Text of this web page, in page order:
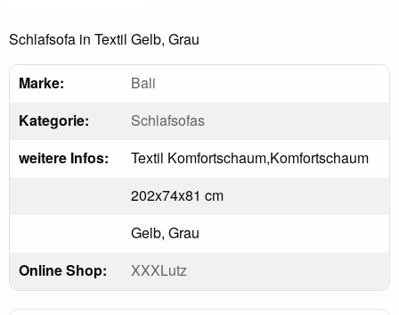
Schlafsofa in Textil Gelb, Grau
Marke:
Bali
Kategorie:
Schlafsofas
weitere Infos:
Textil Komfortschaum,Komfortschaum
202x74x81 cm
Gelb, Grau
Online Shop:
XXXLutz